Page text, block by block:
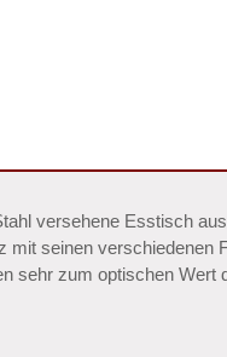
versehene Esstisch
seinen
sehr zum optischen